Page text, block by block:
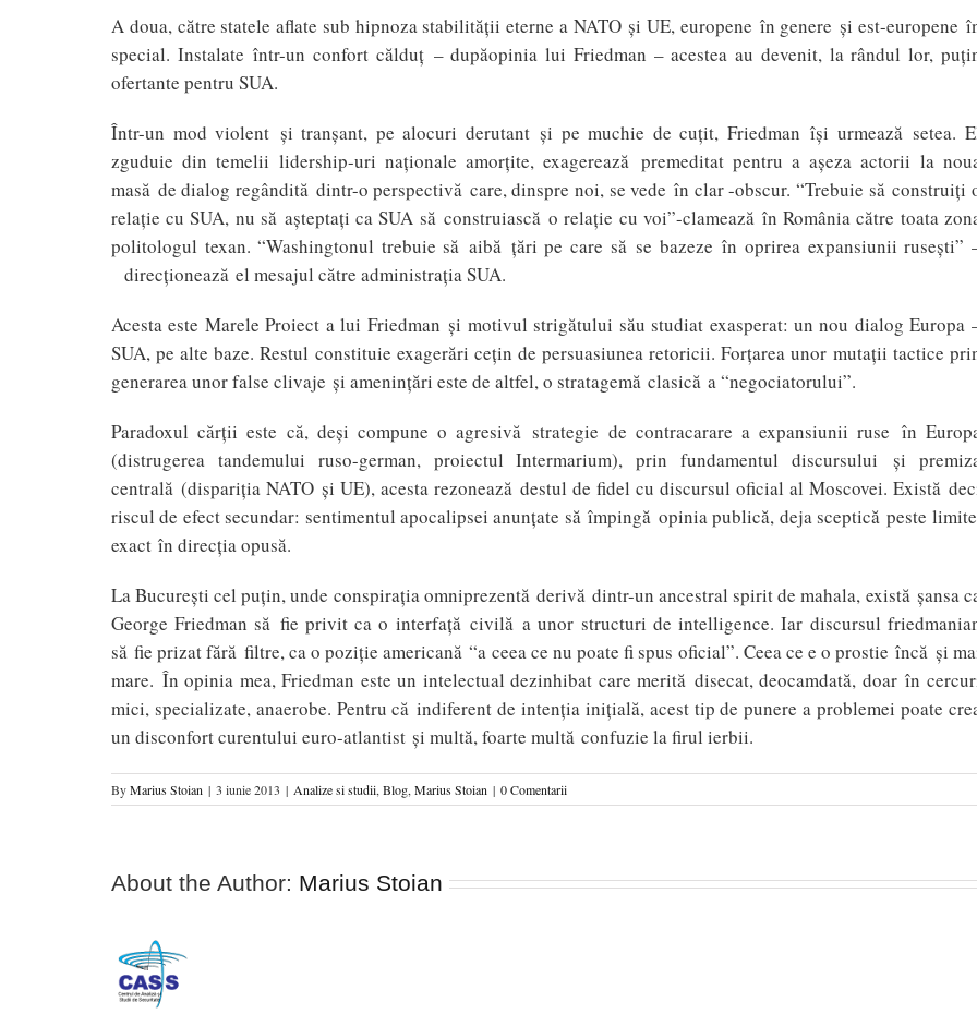
A doua, către statele aflate sub hipnoza stabilităţii eterne a NATO şi UE, europene în genere şi est-europene
special. Instalate într-un confort călduţ – dupăopinia lui Friedman – acestea au devenit, la rândul lor,
ofertante pentru SUA.
Într-un mod violent şi tranşant, pe alocuri derutant şi pe muchie de cuţit, Friedman îşi urmează setea.
zguduie din temelii lidership-uri naţionale amorţite, exagerează premeditat pentru a aşeza actorii la
masă de dialog regândită dintr-o perspectivă care, dinspre noi, se vede în clar -obscur. “Trebuie să construiţi
relaţie cu SUA, nu să aşteptaţi ca SUA să construiască o relaţie cu voi”-clamează în România către toata
politologul texan. “Washingtonul trebuie să aibă ţări pe care să se bazeze în oprirea expansiunii ruseşti”
direcţionează el mesajul către administraţia SUA.
Acesta este Marele Proiect a lui Friedman şi motivul strigătului său studiat exasperat: un nou dialog Europa
SUA, pe alte baze. Restul constituie exagerări ceţin de persuasiunea retoricii. Forţarea unor mutaţii tactice
generarea unor false clivaje şi ameninţări este de altfel, o stratagemă clasică a “negociatorului”.
Paradoxul cărţii este că, deşi compune o agresivă strategie de contracarare a expansiunii ruse în
(distrugerea tandemului ruso-german, proiectul Intermarium), prin fundamentul discursului şi
centrală (dispariţia NATO şi UE), acesta rezonează destul de fidel cu discursul oficial al Moscovei. Există
riscul de efect secundar: sentimentul apocalipsei anunţate să împingă opinia publică, deja sceptică peste
exact în direcţia opusă.
La Bucureşti cel puţin, unde conspiraţia omniprezentă derivă dintr-un ancestral spirit de mahala, există şansa
George Friedman să fie privit ca o interfaţă civilă a unor structuri de intelligence. Iar discursul
să fie prizat fără filtre, ca o poziţie americană “a ceea ce nu poate fi spus oficial”. Ceea ce e o prostie încă şi
mare. În opinia mea, Friedman este un intelectual dezinhibat care merită disecat, deocamdată, doar în
mici, specializate, anaerobe. Pentru că indiferent de intenţia iniţială, acest tip de punere a problemei poate
un disconfort curentului euro-atlantist şi multă, foarte multă confuzie la firul ierbii.
ByMarius Stoian | 3 iunie 2013 | Analize si studii, Blog, Marius Stoian | 0 Comentarii
About the Author: Marius Stoian